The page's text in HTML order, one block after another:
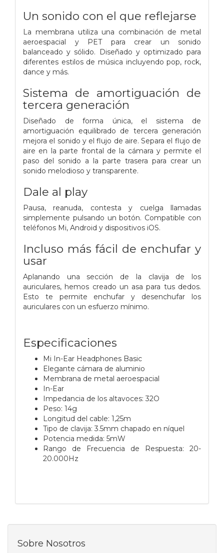
Un sonido con el que reflejarse
La membrana utiliza una combinación de metal
aeroespacial y PET para crear un sonido
balanceado y sólido. Diseñado y optimizado para
diferentes estilos de música incluyendo pop, rock,
dance y más.
Sistema de amortiguación de
tercera generación
Diseñado de forma única, el sistema de
amortiguación equilibrado de tercera generación
mejora el sonido y el flujo de aire. Separa el flujo de
aire en la parte frontal de la cámara y permite el
paso del sonido a la parte trasera para crear un
sonido melodioso y transparente.
Dale al play
Pausa, reanuda, contesta y cuelga llamadas
simplemente pulsando un botón. Compatible con
teléfonos Mi, Android y dispositivos iOS.
Incluso más fácil de enchufar y
usar
Aplanando una sección de la clavija de los
auriculares, hemos creado un asa para tus dedos.
Esto te permite enchufar y desenchufar los
auriculares con un esfuerzo mínimo.
Especificaciones
Mi In-Ear Headphones Basic
Elegante cámara de aluminio
Membrana de metal aeroespacial
In-Ear
Impedancia de los altavoces: 32O
Peso: 14g
Longitud del cable: 1,25m
Tipo de clavija: 3.5mm chapado en níquel
Potencia medida: 5mW
Rango de Frecuencia de Respuesta: 20-
20.000Hz
Sobre Nosotros